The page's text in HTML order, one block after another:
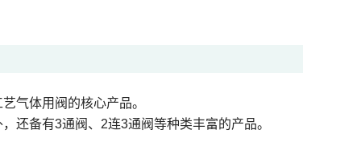
气体用阀的核心产品。
还备有3通阀、2连3通阀等种类丰富的产品。